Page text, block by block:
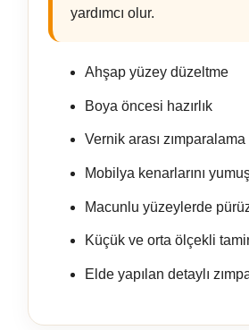
yardımcı olur.
Ahşap yüzey düzeltme
Boya öncesi hazırlık
Vernik arası zımparalama
Mobilya kenarlarını
Macunlu yüzeylerde
Küçük ve orta ölçekli
Elde yapılan detaylı